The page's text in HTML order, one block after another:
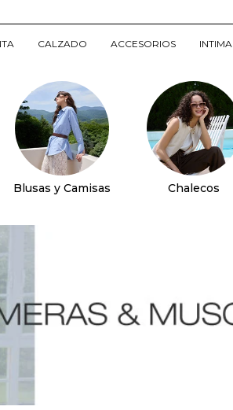
CALZADO ACCESORIOS INTIMA
Blusas y Camisas Chalecos